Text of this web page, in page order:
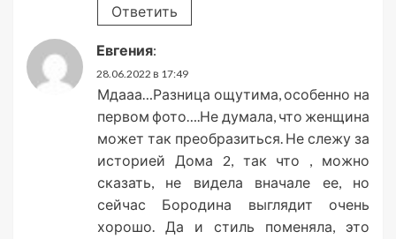
Ответить
Евгения:
28.06.2022 в 17:49
Мдааа…Разница ощутима, особенно на
первом фото….Не думала, что женщина
может так преобразиться. Не слежу за
историей Дома 2, так что , можно
сказать, не видела вначале ее, но
сейчас Бородина выглядит очень
хорошо. Да и стиль поменяла, это